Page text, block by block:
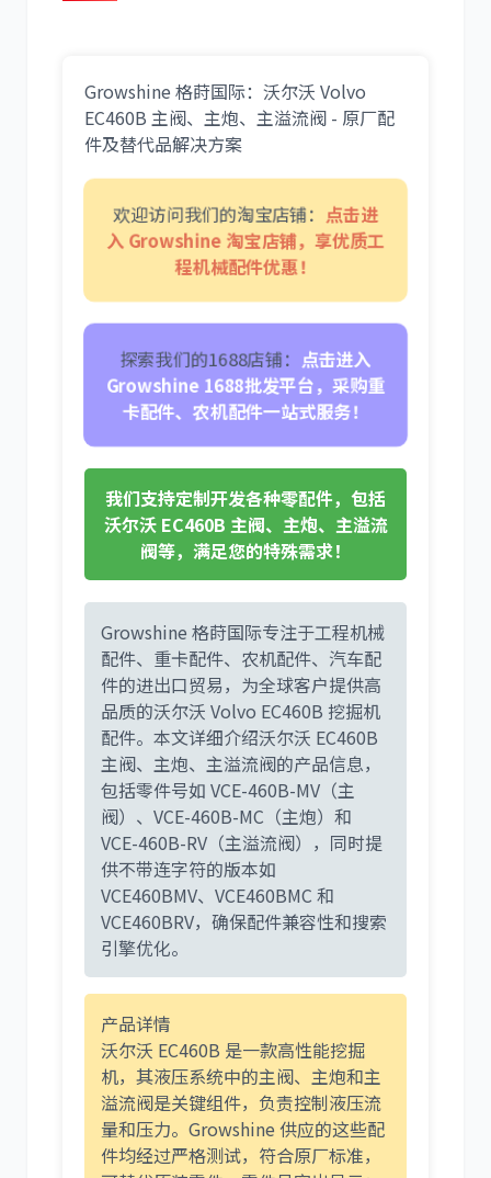
奔驰 加藤
大宇 丰田
约翰迪尔 徐工
利勃海尔
山猫
潍柴 川崎
Growshine 格莳国际：沃尔沃 Volvo
EC460B 主阀、主炮、主溢流阀 - 原厂配
件及替代品解决方案
欢迎访问我们的淘宝店铺：点击进
入 Growshine 淘宝店铺，享优质工
程机械配件优惠！
探索我们的1688店铺： 点击进入
Growshine 1688批发平台，采购重
卡配件、农机配件一站式服务！
我们支持定制开发各种零配件，包括
沃尔沃 EC460B 主阀、主炮、主溢流
阀等，满足您的特殊需求！
Growshine 格莳国际专注于工程机械
配件、重卡配件、农机配件、汽车配
件的进出口贸易，为全球客户提供高
品质的沃尔沃 Volvo EC460B 挖掘机
配件。本文详细介绍沃尔沃 EC460B
主阀、主炮、主溢流阀的产品信息，
包括零件号如 VCE-460B-MV （主
阀）、 VCE-460B-MC （主炮）和
VCE-460B-RV （主溢流阀），同时提
供不带连字符的版本如
VCE460BMV、 VCE460BMC 和
VCE460BRV，确保配件兼容性和搜索
引擎优化。
产品详情
沃尔沃 EC460B 是一款高性能挖掘
机，其液压系统中的主阀、主炮和主
溢流阀是关键组件，负责控制液压流
量和压力。Growshine 供应的这些配
件均经过严格测试，符合原厂标准，